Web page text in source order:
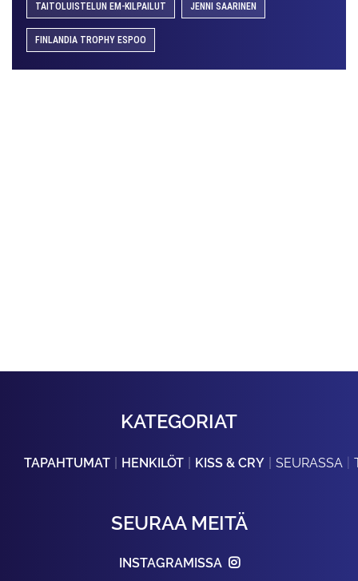
TAITOLUISTELUN EM-KILPAILUT JENNI SAARINEN
FINLANDIA TROPHY ESPOO
KATEGORIAT
TAPAHTUMAT HENKILÖT KISS & CRY SEURASSA
SEURAA MEITÄ
INSTAGRAMISSA